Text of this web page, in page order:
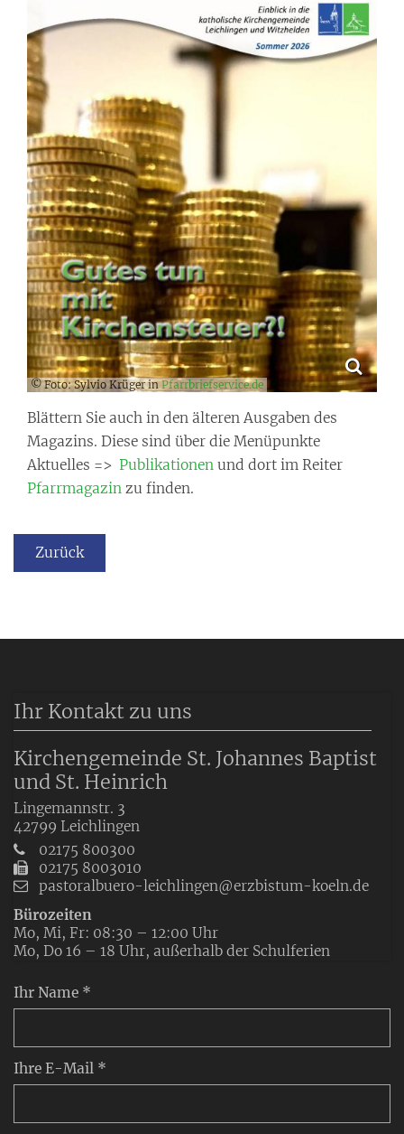
© Foto: Sylvio Krüger inPfarrbriefservice.de
Blättern Sie auch in den älteren Ausgaben des
Magazins. Diese sind über die Menüpunkte
Aktuelles => Publikationen und dort im Reiter
Pfarrmagazin zu finden.
Zurück
Ihr Name *
Ihre E-Mail *
Ihr Kontakt zu uns
Kirchengemeinde St. Johannes Baptist
und St. Heinrich
Lingemannstr. 3
42799 Leichlingen
02175 800300
02175 8003010
pastoralbuero-leichlingen@erzbistum-koeln.de
Bürozeiten
Mo, Mi, Fr: 08:30 – 12:00 Uhr
Mo, Do 16 – 18 Uhr, außerhalb der Schulferien